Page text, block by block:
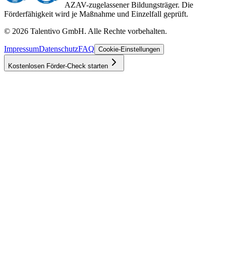
AZAV-zugelassener Bildungsträger. Die
Förderfähigkeit wird je Maßnahme und Einzelfall geprüft.
© 2026 Talentivo GmbH. Alle Rechte vorbehalten.
ImpressumDatenschutzFAQ Cookie-Einstellungen
Kostenlosen Förder-Check starten